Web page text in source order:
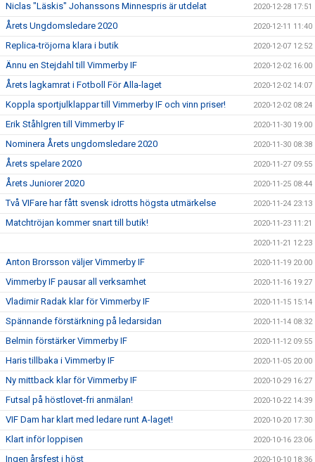
Niclas "Läskis" Johanssons Minnespris är utdelat 2020-12-28 17:51
Årets Ungdomsledare 2020 2020-12-11 11:40
Replica-tröjorna klara i butik 2020-12-07 12:52
Ännu en Stejdahl till Vimmerby IF 2020-12-02 16:00
Årets lagkamrat i Fotboll För Alla-laget 2020-12-02 14:07
Koppla sportjulklappar till Vimmerby IF och vinn priser! 2020-12-02 08:24
Erik Ståhlgren till Vimmerby IF 2020-11-30 19:00
Nominera Årets ungdomsledare 2020 2020-11-30 08:38
Årets spelare 2020 2020-11-27 09:55
Årets Juniorer 2020 2020-11-25 08:44
Två VIFare har fått svensk idrotts högsta utmärkelse 2020-11-24 23:13
Matchtröjan kommer snart till butik! 2020-11-23 11:21
2020-11-21 12:23
Anton Brorsson väljer Vimmerby IF 2020-11-19 20:00
Vimmerby IF pausar all verksamhet 2020-11-16 19:27
Vladimir Radak klar för Vimmerby IF 2020-11-15 15:14
Spännande förstärkning på ledarsidan 2020-11-14 08:32
Belmin förstärker Vimmerby IF 2020-11-12 09:55
Haris tillbaka i Vimmerby IF 2020-11-05 20:00
Ny mittback klar för Vimmerby IF 2020-10-29 16:27
Futsal på höstlovet-fri anmälan! 2020-10-22 14:39
VIF Dam har klart med ledare runt A-laget! 2020-10-20 17:30
Klart inför loppisen 2020-10-16 23:06
Ingen årsfest i höst 2020-10-10 18:36